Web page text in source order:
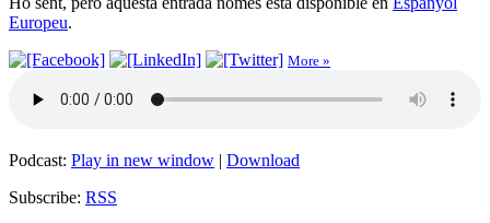
Europeu.
More »
Podcast: Play in new window | Download
Subscribe: RSS